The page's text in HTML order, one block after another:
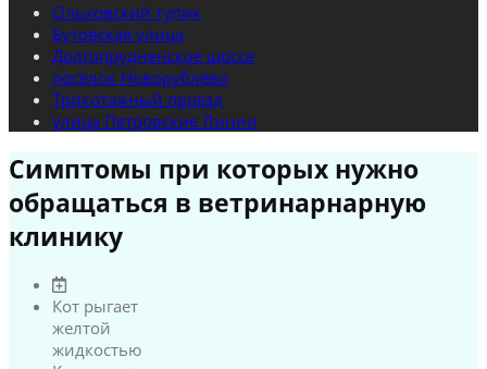
Ольховский тупик
Бутовская улица
Долгопрудненское шоссе
посёлок Новорублёво
Трикотажный проезд
улица Петровские Линии
Симптомы при которых нужно
обращаться в ветринарнарную
клинику
Кот рыгает
желтой
жидкостью